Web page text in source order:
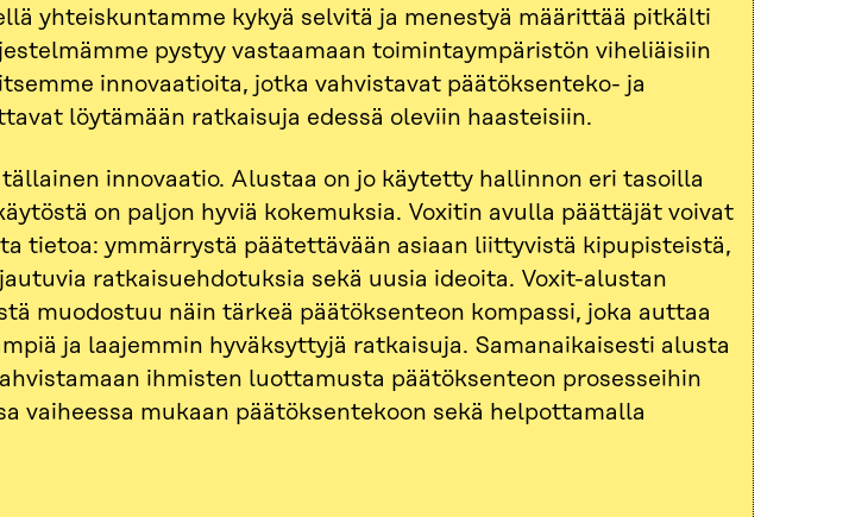
yhteiskuntamme kykyä selvitä ja menestyä määrittää pitkälti
pystyy vastaamaan toimintaympäristön viheliäisiin
innovaatioita, jotka vahvistavat päätöksenteko- ja
löytämään ratkaisuja edessä oleviin haasteisiin.
innovaatio. Alustaa on jo käytetty hallinnon eri tasoilla
on paljon hyviä kokemuksia. Voxitin avulla päättäjät voivat
tietoa: ymmärrystä päätettävään asiaan liittyvistä kipupisteistä,
ratkaisuehdotuksia sekä uusia ideoita. Voxit-alustan
muodostuu näin tärkeä päätöksenteon kompassi, joka auttaa
ja laajemmin hyväksyttyjä ratkaisuja. Samanaikaisesti alusta
ihmisten luottamusta päätöksenteon prosesseihin
vaiheessa mukaan päätöksentekoon sekä helpottamalla